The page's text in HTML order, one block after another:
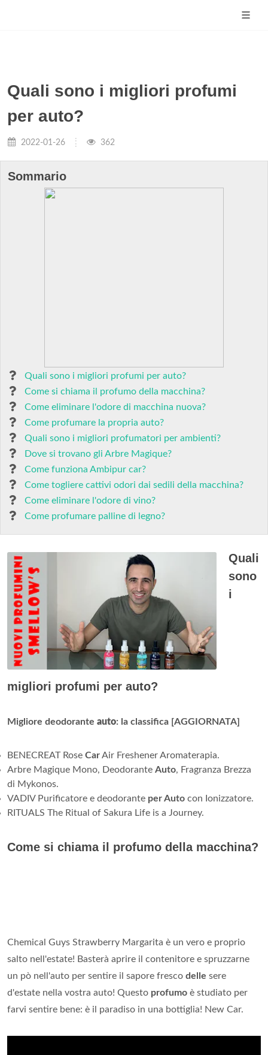
Quali sono i migliori profumi
per auto?
2022-01-26 362
Sommario
Quali sono i migliori profumi per auto?
Come si chiama il profumo della macchina?
Come eliminare l'odore di macchina nuova?
Come profumare la propria auto?
Quali sono i migliori profumatori per ambienti?
Dove si trovano gli Arbre Magique?
Come funziona Ambipur car?
Come togliere cattivi odori dai sedili della macchina?
Come eliminare l'odore di vino?
Come profumare palline di legno?
Quali
sono
i
migliori profumi per auto?
Migliore deodorante auto: la classifica [AGGIORNATA]
BENECREAT Rose CarAir Freshener Aromaterapia.
Arbre Magique Mono, Deodorante Auto, Fragranza Brezza
di Mykonos.
VADIV Purificatore e deodorante per Auto con Ionizzatore.
RITUALS The Ritual of Sakura Life is a Journey.
Come si chiama il profumo della macchina?
Chemical Guys Strawberry Margarita è un vero e proprio
salto nell'estate! Basterà aprire il contenitore e spruzzarne
un pò nell'auto per sentire il sapore fresco delle sere
d'estate nella vostra auto! Questo profumo è studiato per
farvi sentire bene: è il paradiso in una bottiglia! New Car.